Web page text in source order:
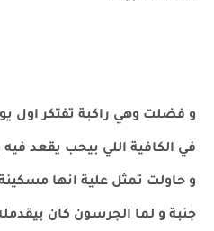
و فضلت وهي راكبة تفتكر اول
في الكافية اللي بيحب يقعد
و حاولت تمثل علية انها مسكينة
جنبة و لما الجرسون كان